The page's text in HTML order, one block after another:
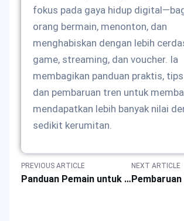
fokus pada gaya hidup
orang bermain, menonton, dan
menghabiskan dengan lebih
game, streaming, dan voucher. Ia
membagikan panduan praktis,
dan pembaruan tren untuk
mendapatkan lebih banyak nilai
sedikit kerumitan.
PREVIOUS ARTICLE
Panduan Pemain untuk 10 Game Terbaik di Platform Roblox Tahun 2025
NEXT ARTICLE